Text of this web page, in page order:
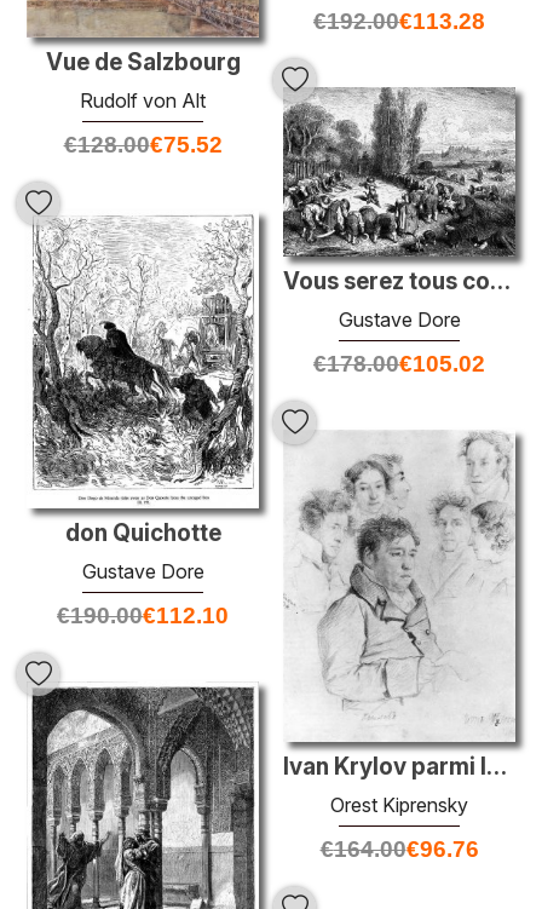
€192.00€113.28
Vue de Salzbourg
Rudolf von Alt
€128.00€75.52
Vous serez tous coupés en petits morceaux comme Mincemeat
Gustave Dore
€178.00€105.02
don Quichotte
Gustave Dore
€190.00€112.10
Ivan Krylov parmi les artistes
Orest Kiprensky
€164.00€96.76